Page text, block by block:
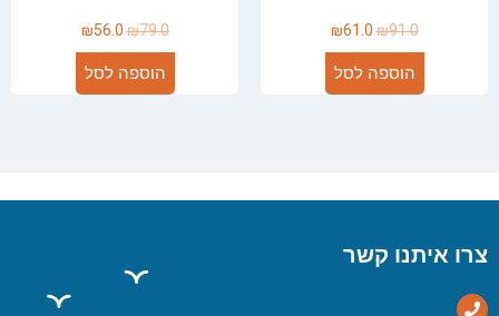
₪91.0
₪61.0
הוספה לסל
₪79.0
₪56.0
הוספה לסל
צרו איתנו קשר